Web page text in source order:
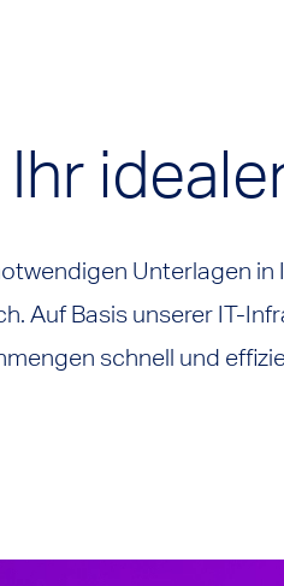
Unterlagen
Auf Basis unserer IT-
schnell und